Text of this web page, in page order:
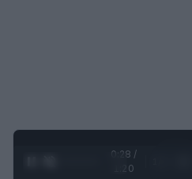
0:28 /
1:20